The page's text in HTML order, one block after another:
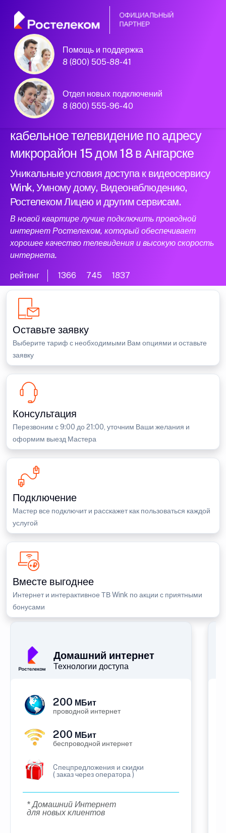
Помощь и поддержка
8 (800) 505-88-41
Отдел новых подключений
8 (800) 555-96-40
Официальный
партнер Ростелеком
Подключили новый интернет и
кабельное телевидение по адресу
микрорайон 15 дом 18 в Ангарске
Уникальные условия доступа к видеосервису
Wink, Умному дому, Видеонаблюдению,
Ростелеком Лицею и другим сервисам.
В новой квартире лучше подключить проводной
интернет Ростелеком, который обеспечивает
хорошее качество телевидения и высокую скорость
интернета.
рейтинг 1366 745 1837
Оставьте заявку
Выберите тариф с необходимыми Вам опциями и оставьте
заявку
Консультация
Перезвоним с 9:00 до 21:00, уточним Ваши желания и
оформим выезд Мастера
Подключение
Мастер все подключит и расскажет как пользоваться каждой
услугой
Вместе выгоднее
Интернет и интерактивное ТВ Wink по акции с приятными
бонусами
Домашний интернет
Технологии доступа
200 МБит
проводной интернет
200 МБит
беспроводной интернет
Cпецпредложения и скидки
( заказ через оператора )
* Домашний Интернет
для новых клиентов